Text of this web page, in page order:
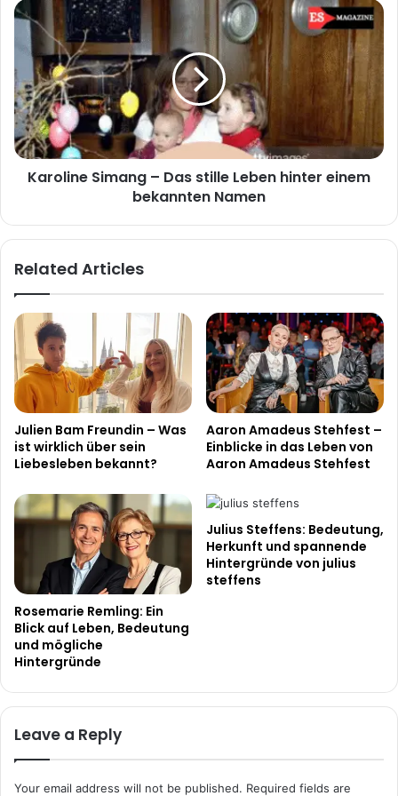
Leben
des
Miniatur
Wunderland-
Mitgründers
Karoline
Simang
Das
stille
Leben
hinter
einem
bekannten
Namen
Karoline Simang – Das stille Leben hinter einem
bekannten Namen
Related Articles
Julien Bam Freundin – Was
ist wirklich über sein
Liebesleben bekannt?
Aaron Amadeus Stehfest –
Einblicke in das Leben von
Aaron Amadeus Stehfest
Rosemarie Remling: Ein
Blick auf Leben, Bedeutung
und mögliche
Hintergründe
Julius Steffens: Bedeutung,
Herkunft und spannende
Hintergründe von julius
steffens
Leave a Reply
Your email address will not be published. Required fields are